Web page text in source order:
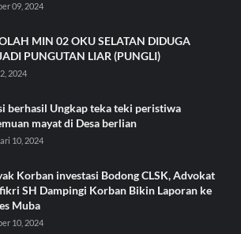
09, 2024
MIN 02 OKU SELATAN DIDUGA
PUNGUTAN LIAR (PUNGLI)
2024
berhasil Ungkap teka teki peristiwa
mayat di Desa berlian
10, 2024
Korban investasi Bodong CLSK, Advokat
SH Dampingi Korban Bikin Laporan ke
Muba
10, 2024